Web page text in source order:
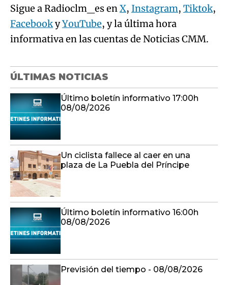
Sigue a Radioclm_es enX, Instagram, Tiktok,
FacebookyYouTube, y la última hora
informativa en las cuentas de Noticias CMM.
ÚLTIMAS NOTICIAS
Último boletín informativo 17:00h
08/08/2026
Un ciclista fallece al caer en una
plaza de La Puebla del Príncipe
Último boletín informativo 16:00h
08/08/2026
Previsión del tiempo - 08/08/2026